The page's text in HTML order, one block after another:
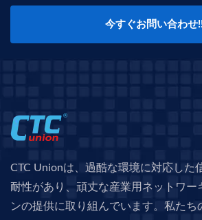
今すぐお問い合わせ
CTC Unionは、過酷な環境に対応した
耐性があり、頑丈な産業用ネットワー
ンの提供に取り組んでいます。私たち